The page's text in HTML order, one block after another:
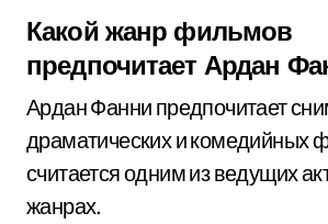
Какой жанр фильмов
предпочитает Ардан
Ардан Фанни предпочитает
драматических и комедийных
считается одним из ведущих
жанрах.